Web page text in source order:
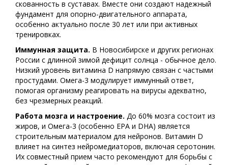
скованность в суставах. Вместе они создают надежный
фундамент для опорно-двигательного аппарата,
особенно актуально после 30 лет или при активных
тренировках.
Иммунная защита. В Новосибирске и других регионах
России с длинной зимой дефицит солнца - обычное дело.
Низкий уровень витамина D напрямую связан с частыми
простудами. Омега-3 модулирует иммунный ответ,
помогая организму реагировать на вирусы адекватно,
без чрезмерных реакций.
Работа мозга и настроение. До 60% мозга состоит из
жиров, и Омега-3 (особенно EPA и DHA) является
строительным материалом для нейронов. Витамин D
влияет на синтез нейромедиаторов, включая серотонин.
Их совместный прием часто рекомендуют для борьбы с